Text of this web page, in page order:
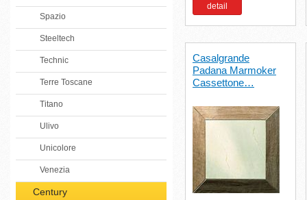
Spazio
Steeltech
Technic
Terre Toscane
Titano
Ulivo
Unicolore
Venezia
Century
detail
Casalgrande
Padana Marmoker
Cassettone…